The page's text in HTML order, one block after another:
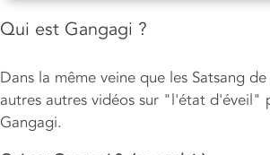
Qui est Gangagi ?
Dans la même veine que les Satsang
autres autres vidéos sur "l'état d'éveil"
Gangagi.